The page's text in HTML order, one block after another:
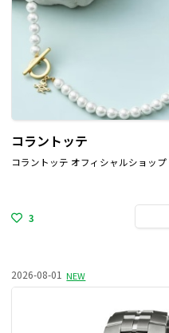
コラントッテ
コラントッテ オフィシャルショップ
3
2026-08-01 NEW